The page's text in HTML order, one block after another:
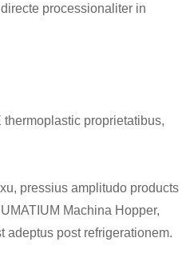
processionaliter in
proprietatibus,
pressius amplitudo products
Machina Hopper,
adeptus post refrigerationem.